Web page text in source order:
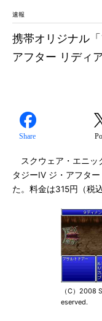
速報
携帯オリジナル
アフター リディ
Share
スクウェア・エニッ
タジーIV ジ・アフタ
た。料金は315円（税
（C）2008
eserved.